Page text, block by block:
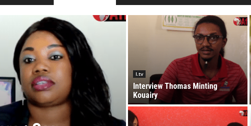
I.tv
Interview Thomas Minting
Kouairy